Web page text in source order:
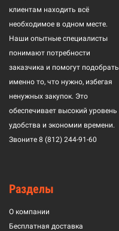
клиентам находить всё
необходимое в одном месте.
Наши опытные специалисты
понимают потребности
заказчика и помогут подобрать
именно то, что нужно, избегая
ненужных закупок. Это
обеспечивает высокий уровень
удобства и экономии времени.
Звоните 8 (812) 244-91-60
Разделы
О компании
Бесплатная доставка